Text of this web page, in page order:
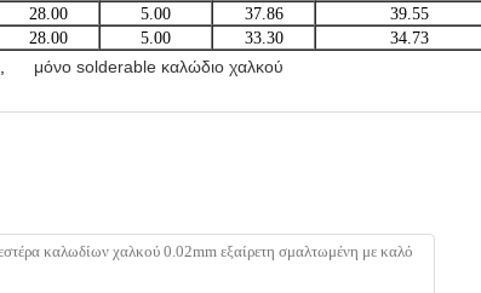
28.00 5.00 37.86
39.55
28.00 5.00 33.30 34.73
μόνο solderable καλώδιο χαλκού